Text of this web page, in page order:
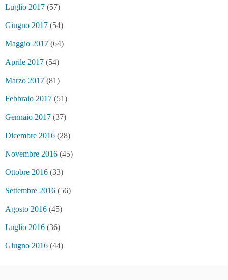
Luglio 2017 (57)
Giugno 2017 (54)
Maggio 2017 (64)
Aprile 2017 (54)
Marzo 2017 (81)
Febbraio 2017 (51)
Gennaio 2017 (37)
Dicembre 2016 (28)
Novembre 2016 (45)
Ottobre 2016 (33)
Settembre 2016 (56)
Agosto 2016 (45)
Luglio 2016 (36)
Giugno 2016 (44)